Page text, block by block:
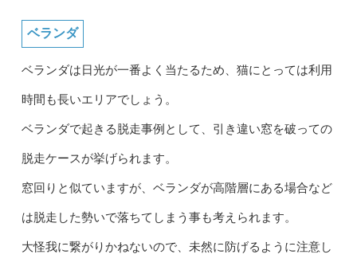
ベランダ
ベランダは日光が一番よく当たるため、猫にとっては利用
時間も長いエリアでしょう。
ベランダで起きる脱走事例として、引き違い窓を破っての
脱走ケースが挙げられます。
窓回りと似ていますが、ベランダが高階層にある場合など
は脱走した勢いで落ちてしまう事も考えられます。
大怪我に繋がりかねないので、未然に防げるように注意し